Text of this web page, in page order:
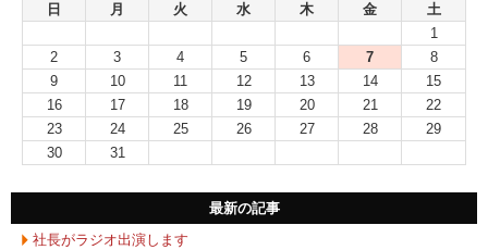
日
月 火 水 木 金
土
1
2
3 4 5 6 7
8
9
10 11 12 13 14
15
16
17 18 19 20 21
22
23
24 25 26 27 28
29
30
31
最新の記事
社長がラジオ出演します